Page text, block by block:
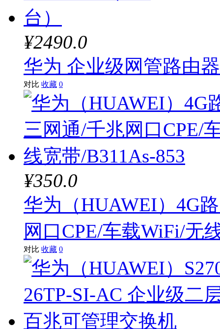
绿联
爱国者
忆捷
建兴（LITEON）
铭豹
微软
小哨兵
大迈（DM）
AOC
沣标
¥2490.0
华为 企业级网管路由
对比 收藏 0
¥350.0
华为（HUAWEI）4G
网口CPE/车载WiFi/无
对比 收藏 0